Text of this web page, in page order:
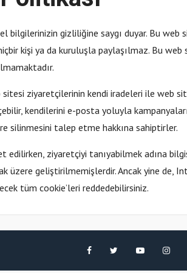
bilgilerinizin gizliliğine saygı duyar. Bu web
kişi ya da kuruluşla paylaşılmaz. Bu
sitesi ziyaretçilerinin kendi iradeleri ile web
kendilerini e-posta yoluyla
silinmesini talep etme hakkına sahiptirler.
edilirken, ziyaretçiyi tanıyabilmek adına
üzere geliştirilmemişlerdir. Ancak yine de,
tüm cookie’leri reddedebilirsiniz.